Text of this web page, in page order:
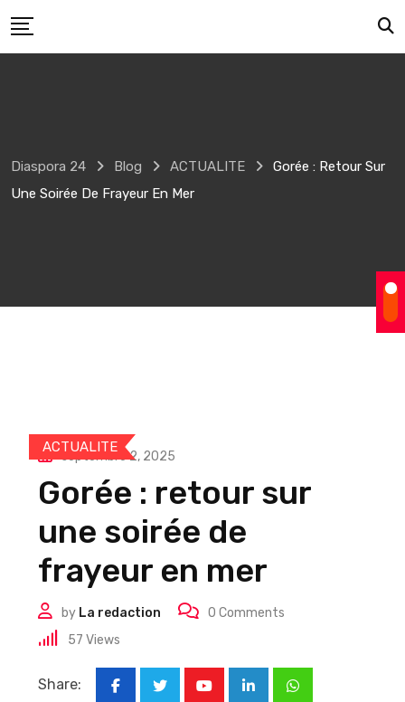
to
Diaspora 24 Blog ACTUALITE
Gorée : Retour Sur
Une Soirée De Frayeur En Mer
ACTUALITE
septembre 2, 2025
Gorée : retour sur
une soirée de
frayeur en mer
by La redaction 0 Comments
57 Views
Share:
LinkedInWhatsapp